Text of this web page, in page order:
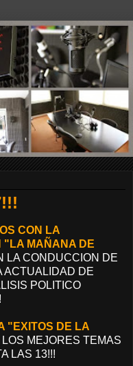
CON LA
"LA MAÑANA DE
LA CONDUCCION DE
ACTUALIDAD DE
POLITICO
"EXITOS DE LA
MEJORES TEMAS
LAS 13!!!